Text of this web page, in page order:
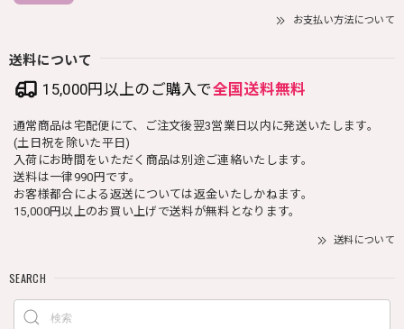
お支払い方法について
送料について
15,000円以上のご購入で全国送料無料
通常商品は宅配便にて、ご注文後翌3営業日以内に発送いたします。
(土日祝を除いた平日)
入荷にお時間をいただく商品は別途ご連絡いたします。
送料は一律990円です。
お客様都合による返送については返金いたしかねます。
15,000円以上のお買い上げで送料が無料となります。
送料について
SEARCH